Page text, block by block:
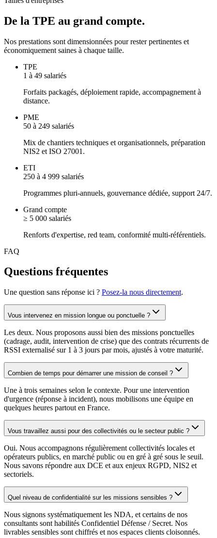
De la TPE au grand compte.
Nos prestations sont dimensionnées pour rester pertinentes et
économiquement saines à chaque taille.
TPE
1 à 49 salariés
Forfaits packagés, déploiement rapide, accompagnement à
distance.
PME
50 à 249 salariés
Mix de chantiers techniques et organisationnels, préparation
NIS2 et ISO 27001.
ETI
250 à 4 999 salariés
Programmes pluri-annuels, gouvernance dédiée, support 24/7.
Grand compte
≥ 5 000 salariés
Renforts d'expertise, red team, conformité multi-référentiels.
FAQ
Questions fréquentes
Une question sans réponse ici ? Posez-la nous directement.
Vous intervenez en mission longue ou ponctuelle ?
Les deux. Nous proposons aussi bien des missions ponctuelles
(cadrage, audit, intervention de crise) que des contrats récurrents de
RSSI externalisé sur 1 à 3 jours par mois, ajustés à votre maturité.
Combien de temps pour démarrer une mission de conseil ?
Une à trois semaines selon le contexte. Pour une intervention
d'urgence (réponse à incident), nous mobilisons une équipe en
quelques heures partout en France.
Vous travaillez aussi pour des collectivités ou le secteur public ?
Oui. Nous accompagnons régulièrement collectivités locales et
opérateurs publics, en marché public ou en gré à gré sous le seuil.
Nous savons répondre aux DCE et aux enjeux RGPD, NIS2 et
sectoriels.
Quel niveau de confidentialité sur les missions sensibles ?
Nous signons systématiquement les NDA, et certains de nos
consultants sont habilités Confidentiel Défense / Secret. Nos
livrables sensibles sont chiffrés et nos espaces clients cloisonnés.